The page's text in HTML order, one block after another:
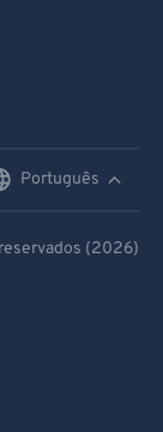
Português
(2026)